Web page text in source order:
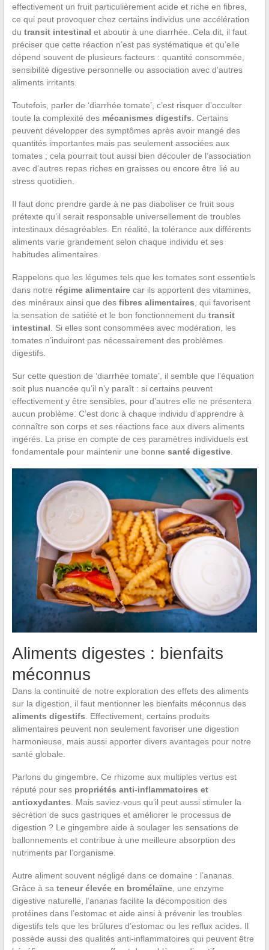
effectivement un fruit particulièrement acide et riche en fibres,
ce qui peut provoquer chez certains individus une accélération
du transit intestinal et aboutir à une diarrhée. Cela dit, il faut
préciser que cette réaction n’est pas systématique et qu’elle
dépend souvent de plusieurs facteurs : quantité consommée,
sensibilité digestive personnelle ou association avec d’autres
aliments irritants.
Toutefois, parler de ‘diarrhée tomate’, c’est risquer d’occulter
toute la complexité des mécanismes digestifs. Certains
peuvent développer des symptômes après avoir mangé des
quantités importantes mais pas seulement associées aux
tomates ; cela pourrait tout aussi bien découler de l’association
avec d’autres repas riches en graisses ou encore être lié au
stress quotidien.
Il faut donc prendre garde à ne pas diaboliser ce fruit sous
prétexte qu’il serait responsable universellement de troubles
intestinaux désagréables. En réalité, la tolérance aux différents
aliments varie grandement selon chaque individu et ses
habitudes alimentaires.
Rappelons que les légumes tels que les tomates sont essentiels
dans notre régime alimentairecar ils apportent des vitamines,
des minéraux ainsi que des fibres alimentaires, qui favorisent
la sensation de satiété et le bon fonctionnement du transit
intestinal. Si elles sont consommées avec modération, les
tomates n’induiront pas nécessairement des problèmes
digestifs.
Sur cette question de ‘diarrhée tomate’, il semble que l’équation
soit plus nuancée qu’il n’y paraît : si certains peuvent
effectivement y être sensibles, pour d’autres elle ne présentera
aucun problème. C’est donc à chaque individu d’apprendre à
connaître son corps et ses réactions face aux divers aliments
ingérés. La prise en compte de ces paramètres individuels est
fondamentale pour maintenir une bonne santé digestive.
Aliments digestes : bienfaits
méconnus
Dans la continuité de notre exploration des effets des aliments
sur la digestion, il faut mentionner les bienfaits méconnus des
aliments digestifs . Effectivement, certains produits
alimentaires peuvent non seulement favoriser une digestion
harmonieuse, mais aussi apporter divers avantages pour notre
santé globale.
Parlons du gingembre. Ce rhizome aux multiples vertus est
réputé pour ses propriétés anti-inflammatoires et
antioxydantes . Mais saviez-vous qu’il peut aussi stimuler la
sécrétion de sucs gastriques et améliorer le processus de
digestion ? Le gingembre aide à soulager les sensations de
ballonnements et contribue à une meilleure absorption des
nutriments par l’organisme.
Autre aliment souvent négligé dans ce domaine : l’ananas.
Grâce à sa teneur élevée en bromélaïne, une enzyme
digestive naturelle, l’ananas facilite la décomposition des
protéines dans l’estomac et aide ainsi à prévenir les troubles
digestifs tels que les brûlures d’estomac ou les reflux acides. Il
possède aussi des qualités anti-inflammatoires qui peuvent être